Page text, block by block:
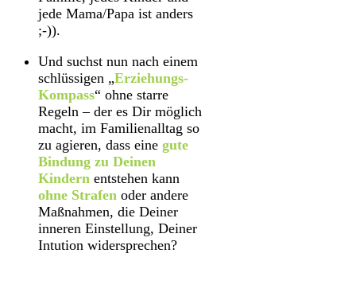
jede Mama/Papa ist anders
;-)).
Und suchst nun nach einem
schlüssigen „Erziehungs-
Kompass“ ohne starre
Regeln – der es Dir möglich
macht, im Familienalltag so
zu agieren, dass eine gute
Bindung zu Deinen
Kindern entstehen kann
ohne Strafen oder andere
Maßnahmen, die Deiner
inneren Einstellung, Deiner
Intution widersprechen?